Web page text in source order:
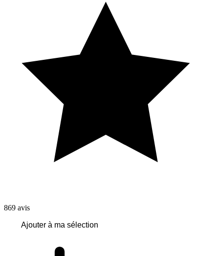
869 avis
Ajouter à ma sélection